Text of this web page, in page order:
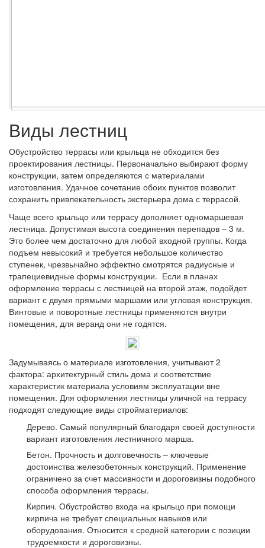
Виды лестниц
Обустройство террасы или крыльца не обходится без
проектирования лестницы. Первоначально выбирают форму
конструкции, затем определяются с материалами
изготовления. Удачное сочетание обоих пунктов позволит
сохранить привлекательность экстерьера дома с террасой.
Чаще всего крыльцо или террасу дополняет одномаршевая
лестница. Допустимая высота соединения перепадов – 3 м.
Это более чем достаточно для любой входной группы. Когда
подъем невысокий и требуется небольшое количество
ступенек, чрезвычайно эффектно смотрятся радиусные и
трапециевидные формы конструкции. Если в планах
оформление террасы с лестницей на второй этаж, подойдет
вариант с двумя прямыми маршами или угловая конструкция.
Винтовые и поворотные лестницы применяются внутри
помещения, для веранд они не годятся.
Задумываясь о материале изготовления, учитывают 2
фактора: архитектурный стиль дома и соответствие
характеристик материала условиям эксплуатации вне
помещения. Для оформления лестницы уличной на террасу
подходят следующие виды стройматериалов:
Дерево. Самый популярный благодаря своей доступности
вариант изготовления лестничного марша.
Бетон. Прочность и долговечность – ключевые
достоинства железобетонных конструкций. Применение
ограничено за счет массивности и дороговизны подобного
способа оформления террасы.
Кирпич. Обустройство входа на крыльцо при помощи
кирпича не требует специальных навыков или
оборудования. Относится к средней категории с позиции
трудоемкости и дороговизны.